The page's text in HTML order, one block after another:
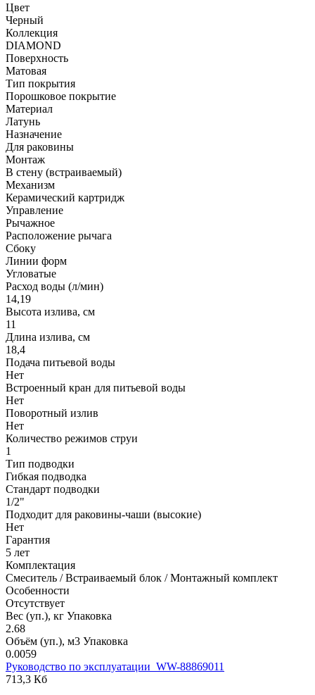
Цвет
Черный
Коллекция
DIAMOND
Поверхность
Матовая
Тип покрытия
Порошковое покрытие
Материал
Латунь
Назначение
Для раковины
Монтаж
В стену (встраиваемый)
Механизм
Керамический картридж
Управление
Рычажное
Расположение рычага
Сбоку
Линии форм
Угловатые
Расход воды (л/мин)
14,19
Высота излива, см
11
Длина излива, см
18,4
Подача питьевой воды
Нет
Встроенный кран для питьевой воды
Нет
Поворотный излив
Нет
Количество режимов струи
1
Тип подводки
Гибкая подводка
Стандарт подводки
1/2"
Подходит для раковины-чаши (высокие)
Нет
Гарантия
5 лет
Комплектация
Смеситель / Встраиваемый блок / Монтажный комплект
Особенности
Отсутствует
Вес (уп.), кг Упаковка
2.68
Объём (уп.), м3 Упаковка
0.0059
Руководство по эксплуатации_WW-88869011
713,3 Кб